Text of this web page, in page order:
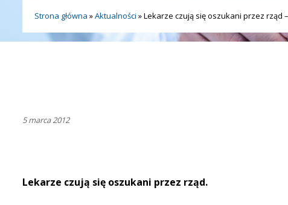
Strona główna »Aktualności »Lekarze czują się oszukani przez rząd
5 marca 2012
Lekarze czują się oszukani przez rząd.